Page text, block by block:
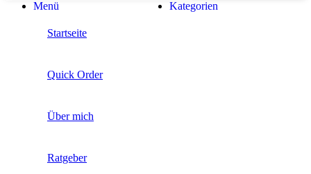
Menü Kategorien
Startseite
Quick Order
Über mich
Ratgeber